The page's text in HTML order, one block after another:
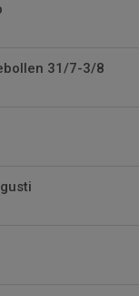
31/7-3/8